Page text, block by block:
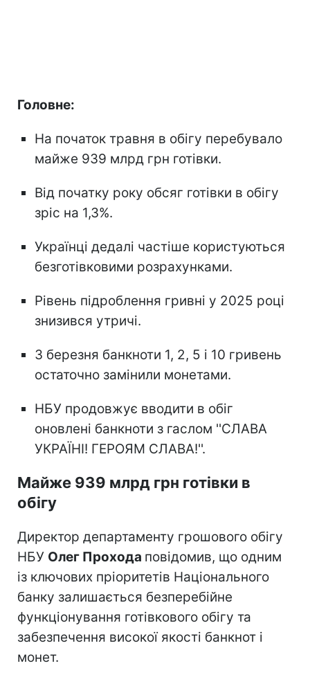
Головне:
На початок травня в обігу перебувало
майже 939 млрд грн готівки.
Від початку року обсяг готівки в обігу
зріс на 1,3%.
Українці дедалі частіше користуються
безготівковими розрахунками.
Рівень підроблення гривні у 2025 році
знизився утричі.
З березня банкноти 1, 2, 5 і 10 гривень
остаточно замінили монетами.
НБУ продовжує вводити в обіг
оновлені банкноти з гаслом ''СЛАВА
УКРАЇНІ! ГЕРОЯМ СЛАВА!''.
Майже 939 млрд грн готівки в
обігу
Директор департаменту грошового обігу
НБУ Олег Прохода повідомив, що одним
із ключових пріоритетів Національного
банку залишається безперебійне
функціонування готівкового обігу та
забезпечення високої якості банкнот і
монет.